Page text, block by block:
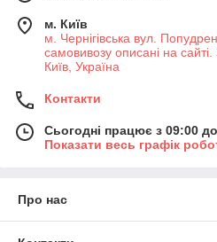
м. Київ
м. Чернігівська вул.
самовивозу описані на
Київ, Україна
Контакти
Сьогодні працює з 09:00
Показати весь графік
Про нас